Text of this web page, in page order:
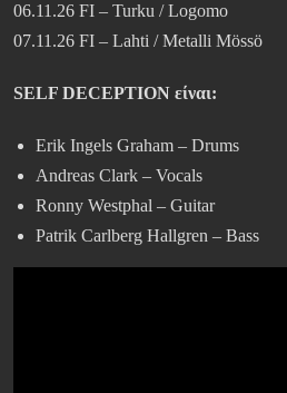
06.11.26 FI – Turku / Logomo
07.11.26 FI – Lahti / Metalli Mössö
SELF DECEPTION είναι:
Erik Ingels Graham – Drums
Andreas Clark – Vocals
Ronny Westphal – Guitar
Patrik Carlberg Hallgren – Bass